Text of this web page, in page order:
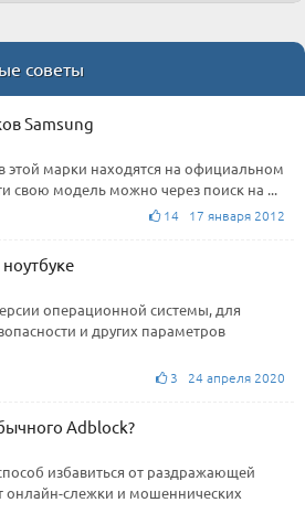
советы
Samsung
этой марки находятся на официальном
свою модель можно через поиск на ...
14 17 января 2012
ноутбуке
операционной системы, для
и других параметров
3 24 апреля 2020
Adblock?
избавиться от раздражающей
онлайн-слежки и мошеннических